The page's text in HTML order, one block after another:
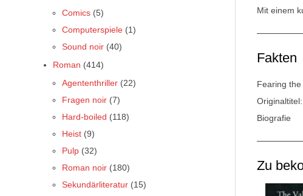
Mit einem
Fakten
Fearing
Biografie
Zu
Comics (5)
Computerspiele (1)
Sound noir (40)
Roman (414)
Agententhriller (22)
Fragen noir (7)
Hard-boiled (118)
Heist (9)
Pulp (32)
Roman noir (180)
Sekundärliteratur (15)